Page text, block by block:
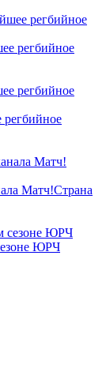
регбийное
Матч!Страна
ЮРЧ